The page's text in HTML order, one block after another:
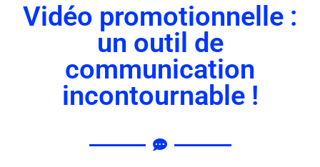
Vidéo promotionnelle :
un outil de
communication
incontournable !